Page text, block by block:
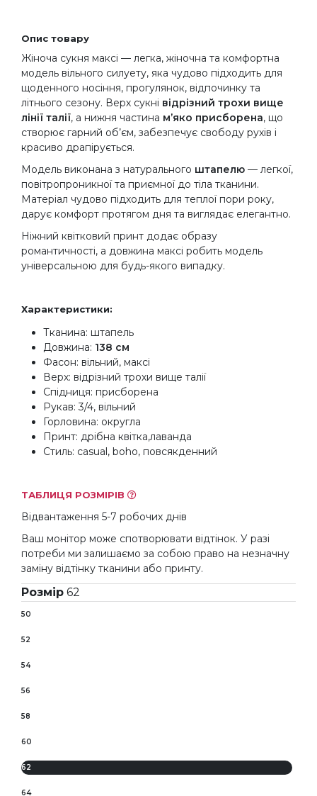
Опис товару
Жіноча сукня максі — легка, жіночна та комфортна
модель вільного силуету, яка чудово підходить для
щоденного носіння, прогулянок, відпочинку та
літнього сезону. Верх сукні відрізний трохи вище
лінії талії, а нижня частина м’яко присборена, що
створює гарний об’єм, забезпечує свободу рухів і
красиво драпірується.
Модель виконана з натурального штапелю — легкої,
повітропроникної та приємної до тіла тканини.
Матеріал чудово підходить для теплої пори року,
дарує комфорт протягом дня та виглядає елегантно.
Ніжний квітковий принт додає образу
романтичності, а довжина максі робить модель
універсальною для будь-якого випадку.
Характеристики:
Тканина: штапель
Довжина: 138 см
Фасон: вільний, максі
Верх: відрізний трохи вище талії
Спідниця: присборена
Рукав: 3/4, вільний
Горловина: округла
Принт: дрібна квітка,лаванда
Стиль: casual, boho, повсякденний
ТАБЛИЦЯ РОЗМІРІВ
Відвантаження 5-7 робочих днів
Ваш монітор може спотворювати відтінок. У разі
потреби ми залишаємо за собою право на незначну
заміну відтінку тканини або принту.
Розмір 62
50
52
54
56
58
60
62
64